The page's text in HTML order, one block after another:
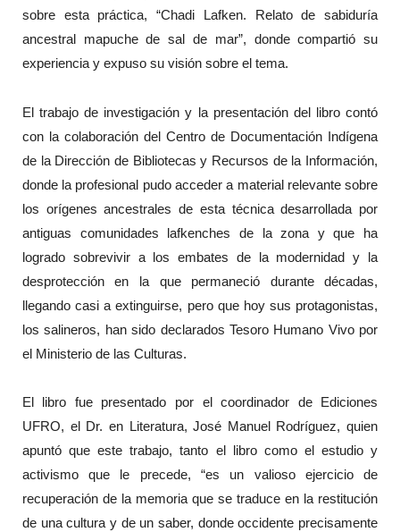
sobre esta práctica, “Chadi Lafken. Relato de sabiduría
ancestral mapuche de sal de mar”, donde compartió su
experiencia y expuso su visión sobre el tema.
El trabajo de investigación y la presentación del libro contó
con la colaboración del Centro de Documentación Indígena
de la Dirección de Bibliotecas y Recursos de la Información,
donde la profesional pudo acceder a material relevante sobre
los orígenes ancestrales de esta técnica desarrollada por
antiguas comunidades lafkenches de la zona y que ha
logrado sobrevivir a los embates de la modernidad y la
desprotección en la que permaneció durante décadas,
llegando casi a extinguirse, pero que hoy sus protagonistas,
los salineros, han sido declarados Tesoro Humano Vivo por
el Ministerio de las Culturas.
El libro fue presentado por el coordinador de Ediciones
UFRO, el Dr. en Literatura, José Manuel Rodríguez, quien
apuntó que este trabajo, tanto el libro como el estudio y
activismo que le precede, “es un valioso ejercicio de
recuperación de la memoria que se traduce en la restitución
de una cultura y de un saber, donde occidente precisamente